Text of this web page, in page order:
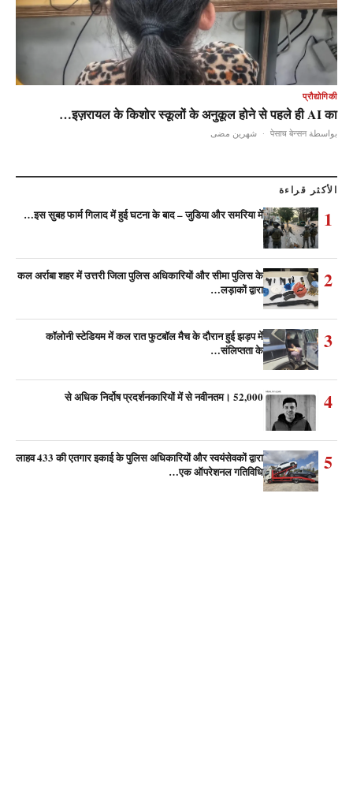
प्रौद्योगिकी
इज़रायल के किशोर स्कूलों के अनुकूल होने से पहले ही AI का…
بواسطة पेसाच बेन्सन · شهرين مضى
الأكثر قراءة
1
इस सुबह फार्म गिलाद में हुई घटना के बाद – जुडिया और समरिया में…
2
कल अर्राबा शहर में उत्तरी जिला पुलिस अधिकारियों और सीमा पुलिस के
लड़ाकों द्वारा…
3
कॉलोनी स्टेडियम में कल रात फुटबॉल मैच के दौरान हुई झड़प में
संलिप्तता के…
4
52,000 से अधिक निर्दोष प्रदर्शनकारियों में से नवीनतम।
5
लाहव 433 की एतगार इकाई के पुलिस अधिकारियों और स्वयंसेवकों द्वारा
एक ऑपरेशनल गतिविधि…